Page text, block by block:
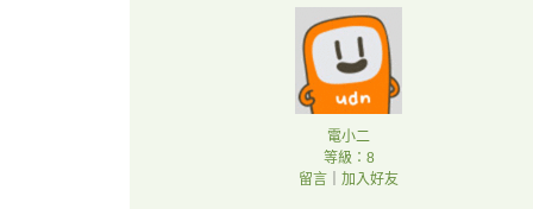
電小二
等級：8
留言
加入好友